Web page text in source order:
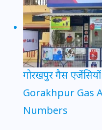
गोरखपुर गैस
Gorakhpur Gas
Numbers